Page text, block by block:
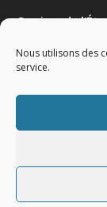
Nous utilisons des
service.
Services de
Communauté
SMIDOM